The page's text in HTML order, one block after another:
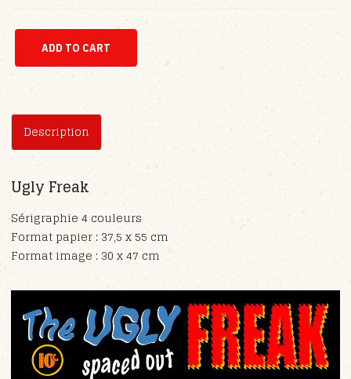
Description
Ugly Freak
Sérigraphie 4 couleurs
Format papier : 37,5 x 55 cm
Format image : 30 x 47 cm